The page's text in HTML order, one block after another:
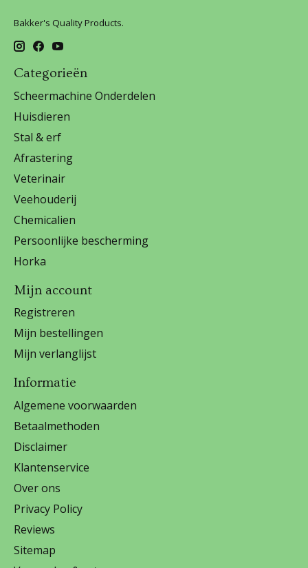
Bakker's Quality Products.
Categorieën
Scheermachine Onderdelen
Huisdieren
Stal & erf
Afrastering
Veterinair
Veehouderij
Chemicalien
Persoonlijke bescherming
Horka
Mijn account
Registreren
Mijn bestellingen
Mijn verlanglijst
Informatie
Algemene voorwaarden
Betaalmethoden
Disclaimer
Klantenservice
Over ons
Privacy Policy
Reviews
Sitemap